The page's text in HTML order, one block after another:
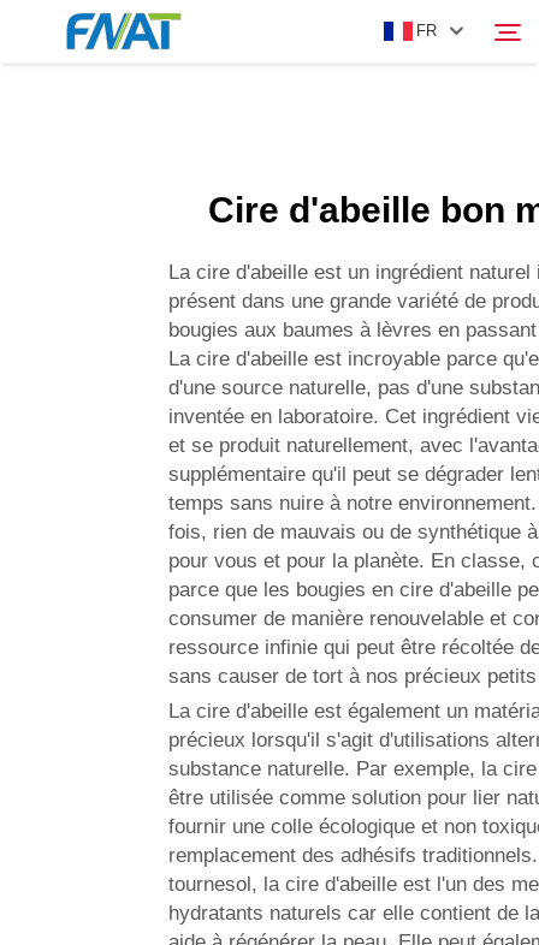
FR
À PROPOS DE NOUS
NOUS CONTACTER
Cire d'abeille bon
La cire d'abeille est un ingrédient naturel
présent dans une grande variété de
bougies aux baumes à lèvres en
La cire d'abeille est incroyable parce
d'une source naturelle, pas d'une
inventée en laboratoire. Cet ingrédient
et se produit naturellement, avec
supplémentaire qu'il peut se dégrader
temps sans nuire à notre
fois, rien de mauvais ou de synthétique
pour vous et pour la planète. En classe,
parce que les bougies en cire d'abeille
consumer de manière renouvelable et
ressource infinie qui peut être récoltée
sans causer de tort à nos précieux
La cire d'abeille est également un
précieux lorsqu'il s'agit d'utilisations
substance naturelle. Par exemple, la
être utilisée comme solution pour lier
fournir une colle écologique et non
remplacement des adhésifs
tournesol, la cire d'abeille est l'un des
hydratants naturels car elle contient de